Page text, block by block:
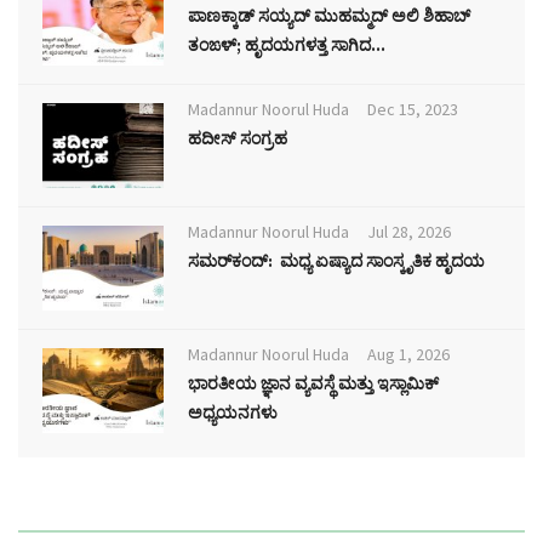
ಪಾಣಕ್ಕಾಡ್ ಸಯ್ಯದ್ ಮುಹಮ್ಮದ್ ಅಲಿ ಶಿಹಾಬ್
ತಂಙಳ್; ಹೃದಯಗಳತ್ತ ಸಾಗಿದ...
Madannur Noorul Huda
Dec 15, 2023
ಹದೀಸ್ ಸಂಗ್ರಹ
Madannur Noorul Huda
Jul 28, 2026
ಸಮರ್‌ಕಂದ್: ಮಧ್ಯ ಏಷ್ಯಾದ ಸಾಂಸ್ಕೃತಿಕ ಹೃದಯ
Madannur Noorul Huda
Aug 1, 2026
ಭಾರತೀಯ ಜ್ಞಾನ ವ್ಯವಸ್ಥೆ ಮತ್ತು ಇಸ್ಲಾಮಿಕ್
ಅಧ್ಯಯನಗಳು